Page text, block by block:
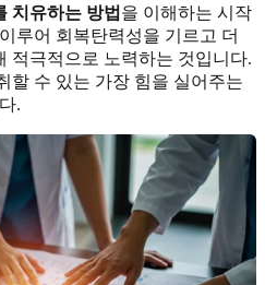
치유하는 방법 을 이해하는 시작
루어 회복탄력성을 기르고 더
적극적으로 노력하는 것입니다.
할 수 있는 가장 힘을 실어주는
.